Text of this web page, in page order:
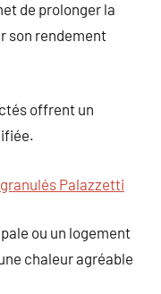
de prolonger la
son rendement
offrent un
Palazzetti
ou un logement
chaleur agréable